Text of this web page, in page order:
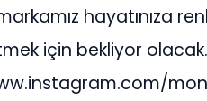
hayatınıza
için bekliyor olacak.